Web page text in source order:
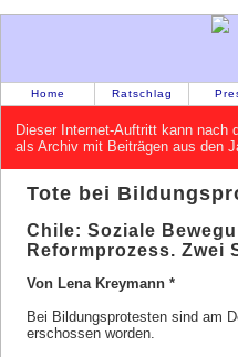
Home Ratschlag
Dieser Internet-Auftritt kann nach
als Archiv mit Beiträgen aus den
Tote bei
Chile: Soziale
Reformprozess. Zwei
Von Lena Kreymann *
Bei Bildungsprotesten sind am
erschossen worden.